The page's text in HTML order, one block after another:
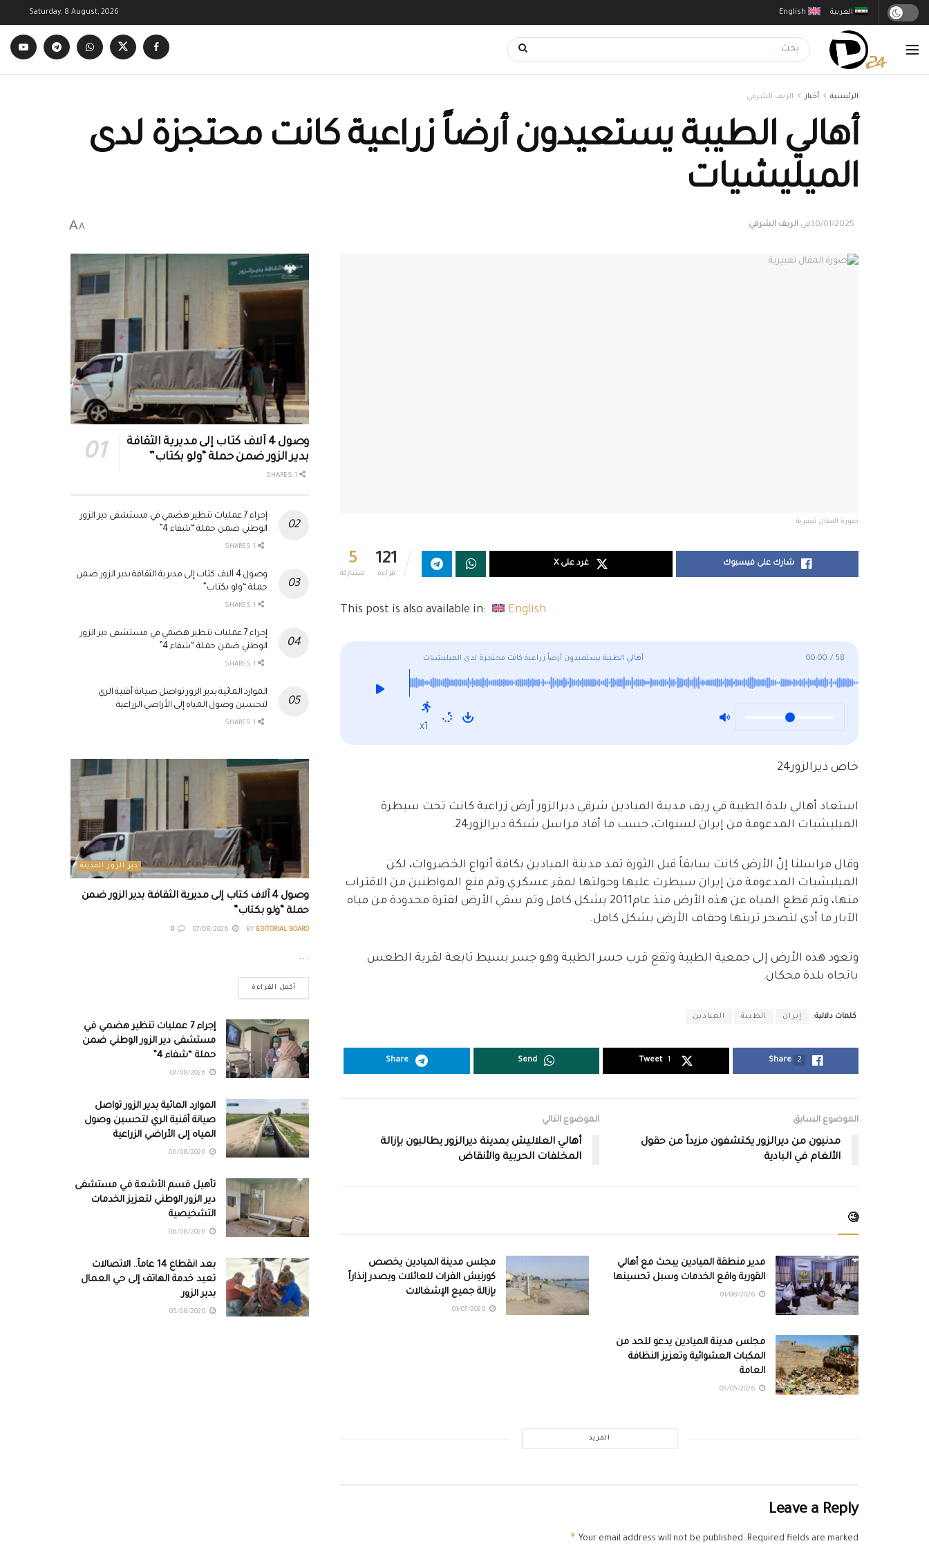
English العربية Saturday, 8 August, 2026
الرئيسية أخبار الريف الشرقي
أهالي الطيبة يستعيدون أرضاً زراعية كانت محتجزة لدى
الميليشيات
30/01/2025في الريف الشرقي A
A
صورة المقال تعبيرية
5
مشاركة
121
قراءة
شارك على فيسبوك غرد على X
This post is also available in: English
أهالي الطيبة يستعيدون أرضاً زراعية كانت محتجزة لدى الميليشيات 00:00 / 58
x1
خاص ديرالزور24
استعاد أهالي بلدة الطيبة في ريف مدينة الميادين شرقي ديرالزور أرض زراعية كانت تحت سيطرة
الميليشيات المدعومة من إيران لسنوات، حسب ما أفاد مراسل شبكة ديرالزور24.
وقال مراسلنا إنّ الأرض كانت سابقاً قبل الثورة تمد مدينة الميادين بكافة أنواع الخضروات، لكن
الميليشيات المدعومة من إيران سيطرت عليها وحولتها لمقر عسكري وتم منع المواطنين من الاقتراب
منها، وتم قطع المياه عن هذه الأرض منذ عام2011 بشكل كامل وتم سقي الأرض لفترة محدودة من مياه
الآبار ما أدى لتصحر تربتها وجفاف الأرض بشكل كامل.
وتعود هذه الأرض إلى جمعية الطيبة وتقع قرب جسر الطيبة وهو جسر بسيط تابعة لقرية الطعس
باتجاه بلدة محكان.
كلمات دلالية: إيران الطيبة الميادين
Share 2
Tweet 1
Send
Share
الموضوع السابق
مدنيون من ديرالزور يكتشفون مزيداً من حقول
الألغام في البادية
الموضوع التالي
أهالي العلاليش بمدينة ديرالزور يطالبون بإزالة
المخلفات الحربية والأنقاض
🧐
مدير منطقة الميادين يبحث مع أهالي
القورية واقع الخدمات وسبل تحسينها
مجلس مدينة الميادين يخصص
كورنيش الفرات للعائلات ويصدر إنذاراً
بإزالة جميع الإشغالات
مجلس مدينة الميادين يدعو للحد من
المكبات العشوائية وتعزيز النظافة
العامة
المزيد
Leave a Reply
Your email address will not be published. Required fields are marked
*
وصول 4 آلاف كتاب إلى مديرية الثقافة
بدير الزور ضمن حملة “ولو بكتاب”
إجراء 7 عمليات تنظير هضمي في مستشفى دير الزور
الوطني ضمن حملة “شفاء 4”
وصول 4 آلاف كتاب إلى مديرية الثقافة بدير الزور ضمن
حملة “ولو بكتاب”
إجراء 7 عمليات تنظير هضمي في مستشفى دير الزور
الوطني ضمن حملة “شفاء 4”
الموارد المائية بدير الزور تواصل صيانة أقنية الري
لتحسين وصول المياه إلى الأراضي الزراعية
دير الزور المدينة
وصول 4 آلاف كتاب إلى مديرية الثقافة بدير الزور ضمن
حملة “ولو بكتاب”
BY EDITORIAL BOARD
0
...
أكمل القراءة
إجراء 7 عمليات تنظير هضمي في
مستشفى دير الزور الوطني ضمن
حملة “شفاء 4”
الموارد المائية بدير الزور تواصل
صيانة أقنية الري لتحسين وصول
المياه إلى الأراضي الزراعية
تأهيل قسم الأشعة في مستشفى
دير الزور الوطني لتعزيز الخدمات
التشخيصية
بعد انقطاع 14 عاماً.. الاتصالات
تعيد خدمة الهاتف إلى حي العمال
بدير الزور